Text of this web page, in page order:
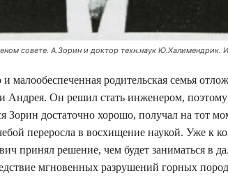
совете. А.Зорин и доктор техн.наук
и малообеспеченная родительская семья
Андрея. Он решил стать инженером,
Зорин достаточно хорошо, получал на тот
переросла в восхищение наукой. Уже к
принял решение, чем будет заниматься в
мгновенных разрушений горных